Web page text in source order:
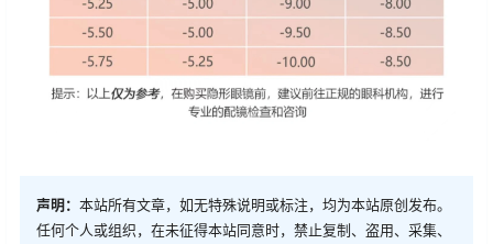
声明： 本站所有文章，如无特殊说明或标注，均为本站原创发布。
任何个人或组织，在未征得本站同意时，禁止复制、盗用、采集、